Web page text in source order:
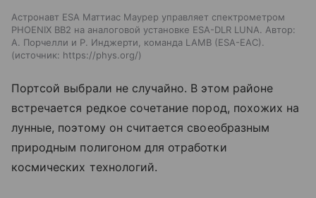
Астронавт ESA Маттиас Маурер управляет спектрометром
PHOENIX BB2 на аналоговой установке ESA-DLR LUNA. Автор:
А. Порчелли и Р. Инджерти, команда LAMB (ESA-EAC).
источник: https://phys.org/
Портсой выбрали не случайно. В этом районе
встречается редкое сочетание пород, похожих на
лунные, поэтому он считается своеобразным
природным полигоном для отработки
космических технологий.